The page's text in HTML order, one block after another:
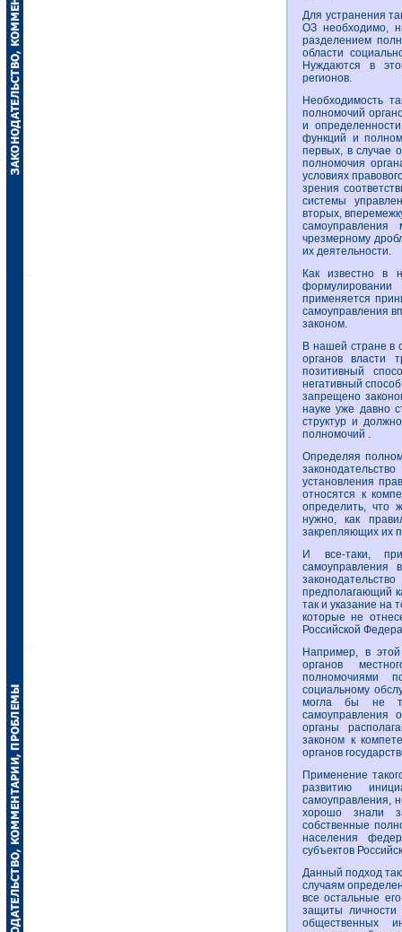
Для устранения
ОЗ необходимо,
разделением
области
Нуждаются в
регионов.
Необходимость
полномочий
и
функций и
первых, в случае
полномочия
условиях
зрения
системы
вторых,
чрезмерному
их деятельности.
Как известно в
применяется
самоуправления
законом.
В нашей стране в
органов власти
позитивный
негативный
запрещено
науке уже давно
структур и
полномочий .
Определяя
установления
относятся к
определить, что
нужно, как
закрепляющих их
И все-таки,
самоуправления
предполагающий
так и указание на
которые не
Российской
Например, в
органов
полномочиями
социальному
могла бы не
самоуправления
органы
законом к
органов
Применение
развитию
самоуправления,
хорошо знали
собственные
населения
субъектов
Данный подход
случаям
все остальные
защиты
общественных